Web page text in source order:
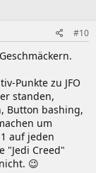
#10
Punkte zu JFO
standen,
Button bashing,
um
auf jeden
"Jedi Creed"
😉